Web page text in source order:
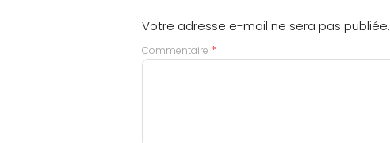
Votre adresse e-mail ne sera pas publiée.
Commentaire *